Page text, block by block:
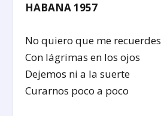
HABANA 1957
No quiero que me recuerdes
Con lágrimas en los ojos
Dejemos ni a la suerte
Curarnos poco a poco